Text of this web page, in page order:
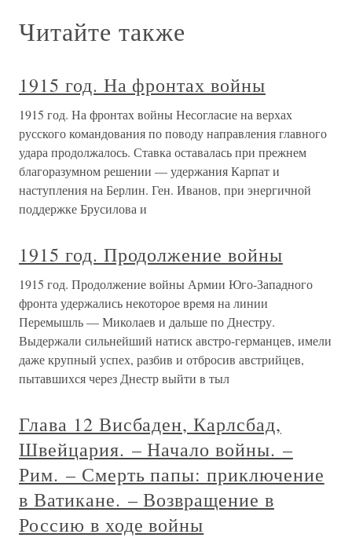
Читайте также
1915 год. На фронтах войны
1915 год. На фронтах войны Несогласие на верхах
русского командования по поводу направления главного
удара продолжалось. Ставка оставалась при прежнем
благоразумном решении — удержания Карпат и
наступления на Берлин. Ген. Иванов, при энергичной
поддержке Брусилова и
1915 год. Продолжение войны
1915 год. Продолжение войны Армии Юго-Западного
фронта удержались некоторое время на линии
Перемышль — Миколаев и дальше по Днестру.
Выдержали сильнейший натиск австро-германцев, имели
даже крупный успех, разбив и отбросив австрийцев,
пытавшихся через Днестр выйти в тыл
Глава 12 Висбаден, Карлсбад,
Швейцария. – Начало войны. –
Рим. – Смерть папы: приключение
в Ватикане. – Возвращение в
Россию в ходе войны